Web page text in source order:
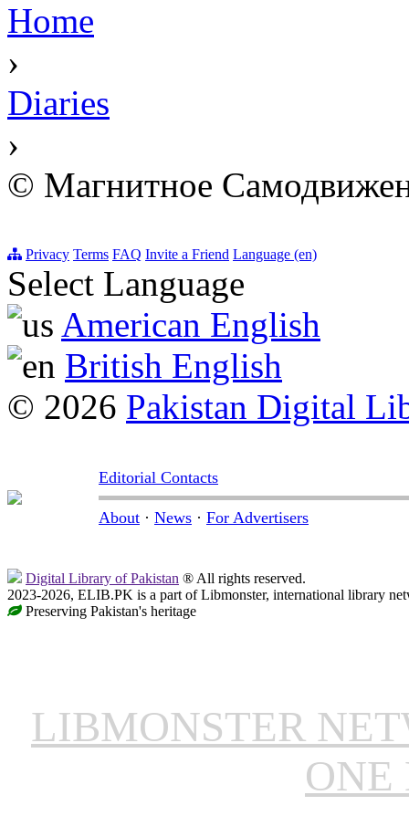
Home
›
Diaries
›
© Магнитное
Privacy Terms FAQ Invite a Friend Language (en)
Select Language
American English
British English
© 2026 Pakistan Digital
Editorial Contacts
About · News · For Advertisers
Digital Library of Pakistan ® All rights reserved.
2023-2026, ELIB.PK is a part of Libmonster, international library
Preserving Pakistan's heritage
LIBMONSTER
ONE